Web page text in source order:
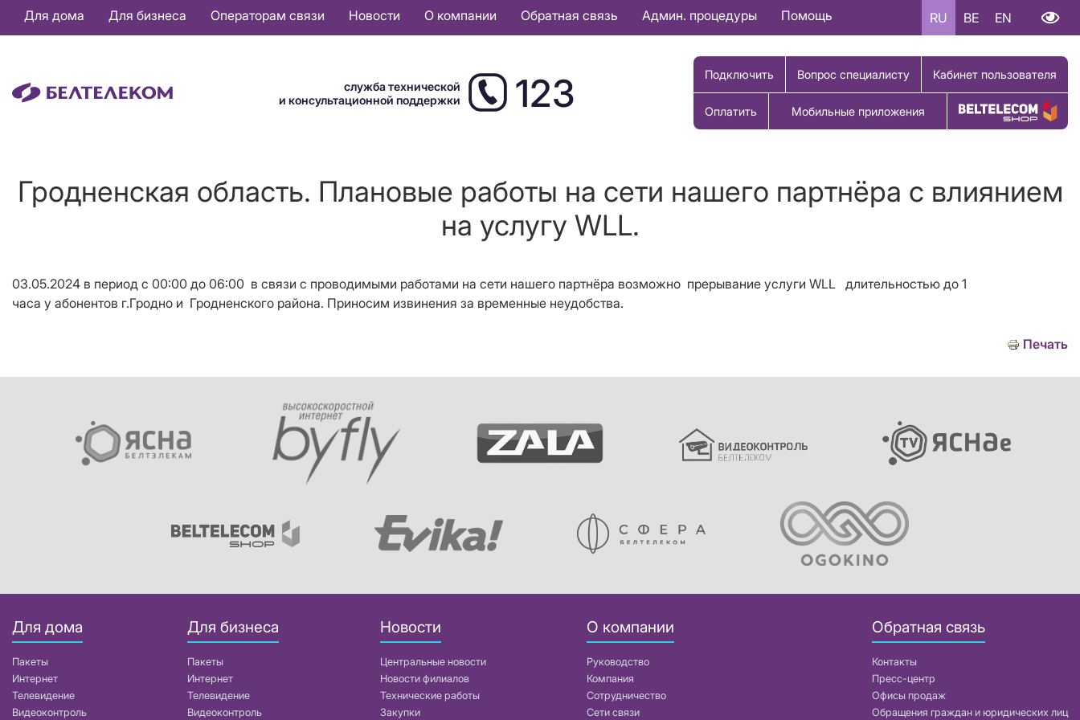
Основная
навигация
Для дома Для бизнеса Операторам связи Новости О компании Обратная связь Админ. процедуры Помощь RU BE EN
служба технической
и консультационной поддержки
123 Подключить Вопрос специалисту Кабинет пользователя
Оплатить Мобильные приложения Купить товар
Гродненская область. Плановые работы на сети нашего партнёра с влиянием
на услугу WLL.
03.05.2024 в период с 00:00 до 06:00 в связи с проводимыми работами на сети нашего партнёра возможно прерывание услуги WLL длительностью до 1
часа у абонентов г.Гродно и Гродненского района. Приносим извинения за временные неудобства.
Печать
Для дома
Пакеты
Интернет
Телевидение
Видеоконтроль
Для бизнеса
Пакеты
Интернет
Телевидение
Видеоконтроль
Новости
Центральные новости
Новости филиалов
Технические работы
Закупки
О компании
Руководство
Компания
Сотрудничество
Сети связи
Обратная связь
Контакты
Пресс-центр
Офисы продаж
Обращения граждан и юридических лиц